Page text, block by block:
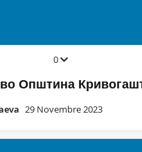
0
Општина
29 Novembre 2023